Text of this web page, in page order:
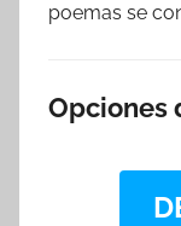
poemas se
Opciones